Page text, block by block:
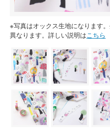
※写真はオックス生地になります
異なります。詳しい説明はこちら